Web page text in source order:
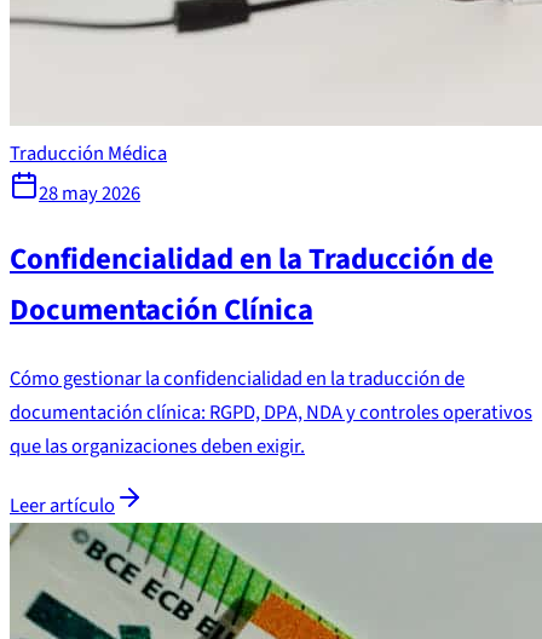
Traducción Médica
28 may 2026
Confidencialidad en la Traducción de
Documentación Clínica
Cómo gestionar la confidencialidad en la traducción de
documentación clínica: RGPD, DPA, NDA y controles operativos
que las organizaciones deben exigir.
Leer artículo